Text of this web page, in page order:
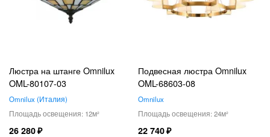
Люстра на штанге Omnilux
OML-80107-03
Omnilux Италия
12
26 280
Подвесная люстра Omnilux
OML-68603-08
Omnilux
24
22 740